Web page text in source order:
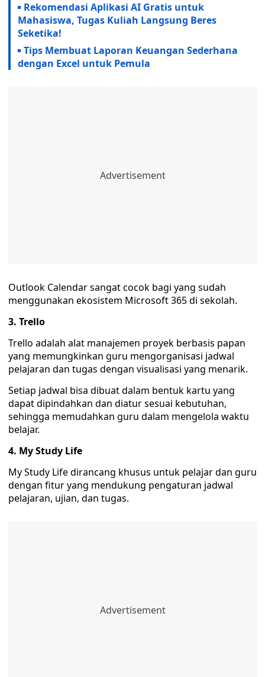
Rekomendasi Aplikasi AI Gratis untuk
Mahasiswa, Tugas Kuliah Langsung Beres
Seketika!
Tips Membuat Laporan Keuangan Sederhana
dengan Excel untuk Pemula
Outlook Calendar sangat cocok bagi yang sudah
menggunakan ekosistem Microsoft 365 di sekolah.
3. Trello
Trello adalah alat manajemen proyek berbasis papan
yang memungkinkan guru mengorganisasi jadwal
pelajaran dan tugas dengan visualisasi yang menarik.
Setiap jadwal bisa dibuat dalam bentuk kartu yang
dapat dipindahkan dan diatur sesuai kebutuhan,
sehingga memudahkan guru dalam mengelola waktu
belajar.
4. My Study Life
My Study Life dirancang khusus untuk pelajar dan guru
dengan fitur yang mendukung pengaturan jadwal
pelajaran, ujian, dan tugas.